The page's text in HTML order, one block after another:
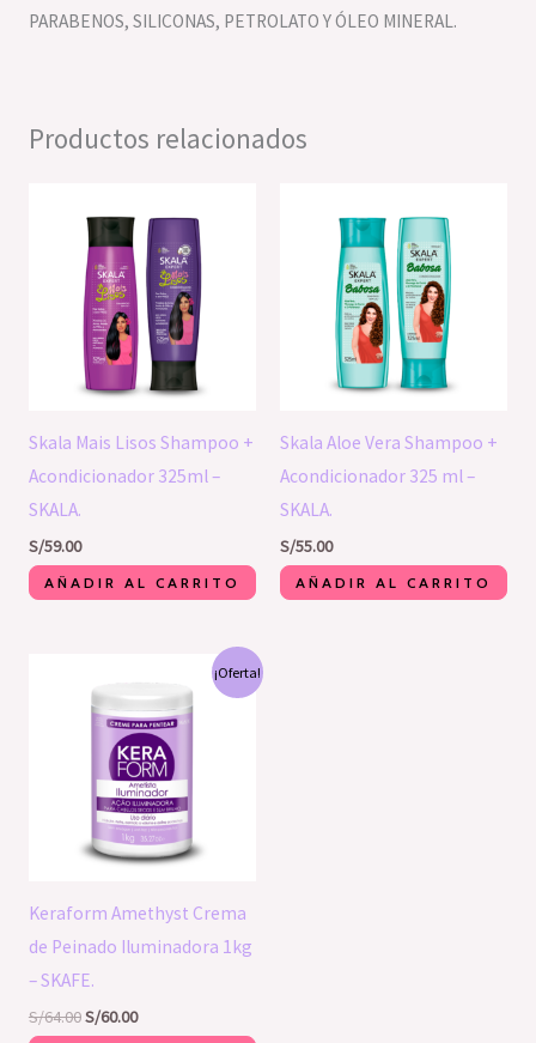
PARABENOS, SILICONAS, PETROLATO Y ÓLEO MINERAL.
Productos relacionados
Skala Mais Lisos Shampoo +
Acondicionador 325ml –
SKALA.
S/59.00
AÑADIR AL CARRITO
Skala Aloe Vera Shampoo +
Acondicionador 325 ml –
SKALA.
S/55.00
AÑADIR AL CARRITO
¡Oferta!
Keraform Amethyst Crema
de Peinado Iluminadora 1kg
– SKAFE.
S/64.00
original
era:
S/64.00.
S/60.00
actual
es:
S/60.00.